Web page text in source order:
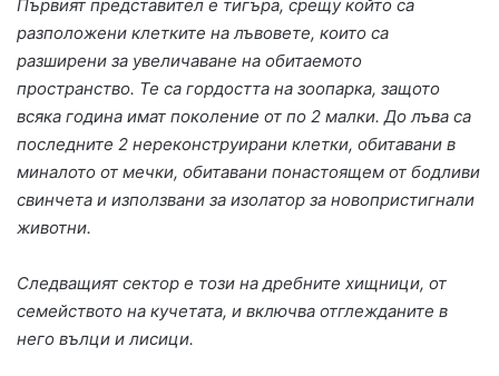
Първият представител е тигъра, срещу който са
разположени клетките на лъвовете, които са
разширени за увеличаване на обитаемото
пространство. Те са гордостта на зоопарка, защото
всяка година имат поколение от по 2 малки. До лъва са
последните 2 нереконструирани клетки, обитавани в
миналото от мечки, обитавани понастоящем от бодливи
свинчета и използвани за изолатор за новопристигнали
животни.
Следващият сектор е този на дребните хищници, от
семейството на кучетата, и включва отглежданите в
него вълци и лисици.